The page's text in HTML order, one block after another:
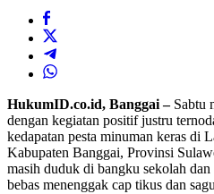
HukumID.co.id, Banggai – Sabtu
dengan kegiatan positif justru
kedapatan pesta minuman keras di
Kabupaten Banggai, Provinsi
masih duduk di bangku sekolah dan
bebas menenggak cap tikus dan